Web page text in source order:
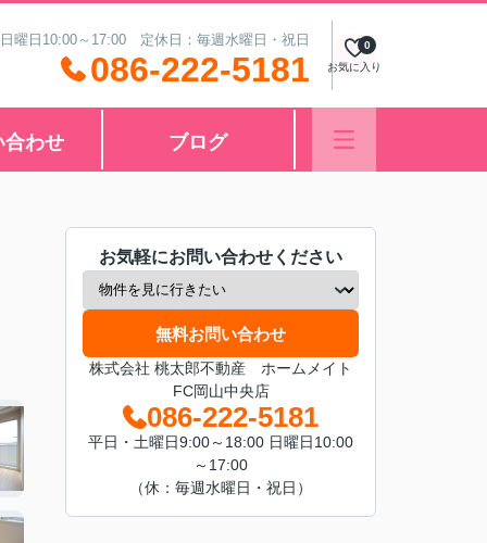
曜日10:00～17:00 定休日：毎週水曜日・祝日
086-222-5181 お気に入り
0
合わせ ブログ
お気軽にお問い合わせください
無料お問い合わせ
株式会社 桃太郎不動産 ホームメイト
FC岡山中央店
086-222-5181
平日・土曜日9:00～18:00 日曜日10:00
～17:00
（休：毎週水曜日・祝日）